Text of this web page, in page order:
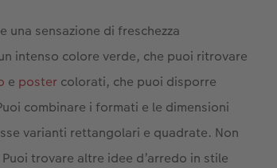
sensazione di freschezza
intenso colore verde, che puoi ritrovare
e poster colorati, che puoi disporre
combinare i formati e le dimensioni
varianti rettangolari e quadrate. Non
trovare altre idee d’arredo in stile